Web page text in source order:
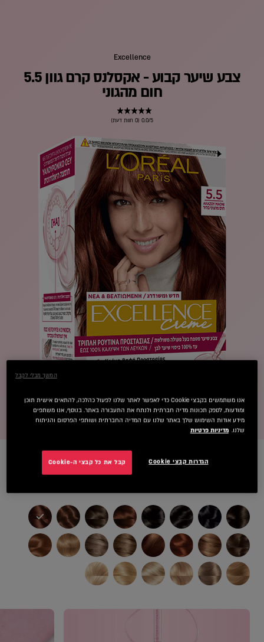
Excellence
צבע שיער קבוע - אקסלנס קרם גוון 5.5
חום מהגוני
0.0/5 (0 חוות דעת)
אנו משתמשים בקבצי Cookie כדי לאפשר לאתר שלנו לפעול כהלכה, להתאים אישית תוכן
ומודעות, לספק תכונות מדיה חברתית ולנתח את התעבורה באתר. בנוסף, אנו משתפים
מידע אודות השימוש שלך באתר שלנו עם המדיה החברתית ושותפי הפרסום והניתוח
שלנו. מדיניות פרטיות
הגדרות קבצי Cookie קבל את כל קבצי ה-Cookie
המשך מבלי לקבל